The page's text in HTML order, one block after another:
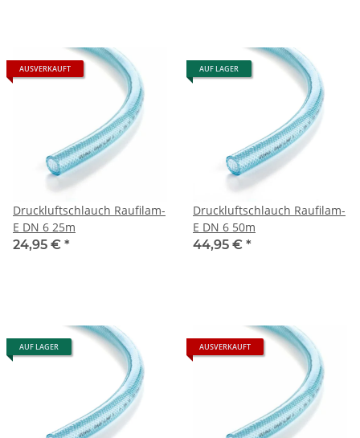
AUSVERKAUFT
Druckluftschlauch Raufilam-
E DN 6 25m
24,95 € *
AUF LAGER
Druckluftschlauch Raufilam-
E DN 6 50m
44,95 € *
AUF LAGER AUSVERKAUFT